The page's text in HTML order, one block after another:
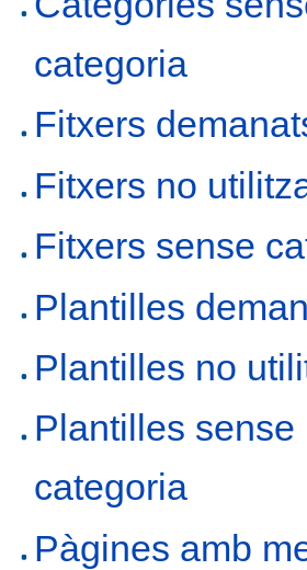
categoria
Fitxers
Fitxers no
Fitxers sense
Plantilles
Plantilles no
Plantilles sense
categoria
Pàgines amb